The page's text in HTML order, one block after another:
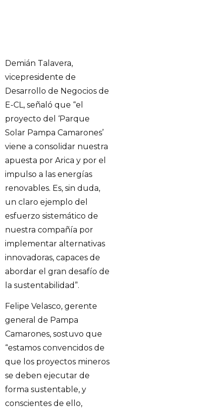
Demián Talavera,
vicepresidente de
Desarrollo de Negocios de
E-CL, señaló que “el
proyecto del ‘Parque
Solar Pampa Camarones’
viene a consolidar nuestra
apuesta por Arica y por el
impulso a las energías
renovables. Es, sin duda,
un claro ejemplo del
esfuerzo sistemático de
nuestra compañía por
implementar alternativas
innovadoras, capaces de
abordar el gran desafío de
la sustentabilidad”.
Felipe Velasco, gerente
general de Pampa
Camarones, sostuvo que
“estamos convencidos de
que los proyectos mineros
se deben ejecutar de
forma sustentable, y
conscientes de ello,